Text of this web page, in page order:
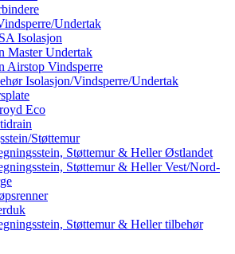
Undertak
Isolasjon
Master Undertak
Airstop Vindsperre
Isolasjon/Vindsperre/Undertak
Eco
Støttemur
Støttemur & Heller Østlandet
Støttemur & Heller Vest/Nord-
Støttemur & Heller tilbehør